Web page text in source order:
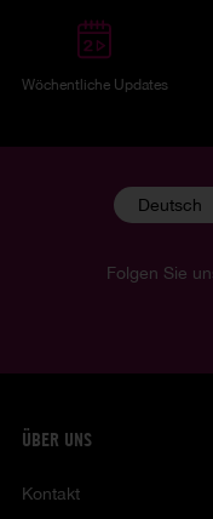
Wöchentliche Updates
Folgen Sie
Deutsch
ÜBER UNS
Kontakt